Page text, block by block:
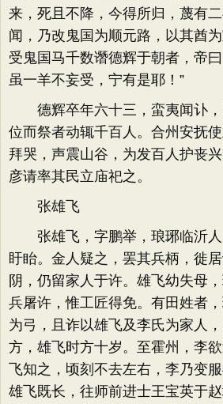
来，死且不降，今得所归，蔑有
闻，乃改鬼国为顺元路，以其酋
受鬼国马千数谮德辉于朝者，帝曰
虽一羊不妄受，宁有是耶！”
德辉卒年六十三，蛮夷闻讣，
位而祭者动辄千百人。合州安抚
拜哭，声震山谷，为发百人护丧
彦请率其民立庙祀之。
张雄飞
张雄飞，字鹏举，琅琊临沂人
盱眙。金人疑之，罢其兵柄，徙
阴，仍留家人于许。雄飞幼失母
兵屠许，惟工匠得免。有田姓者
为弓，且诈以雄飞及李氏为家人
方，雄飞时方十岁。至霍州，李
飞知之，顷刻不去左右，李乃变
雄飞既长，往师前进士王宝英于